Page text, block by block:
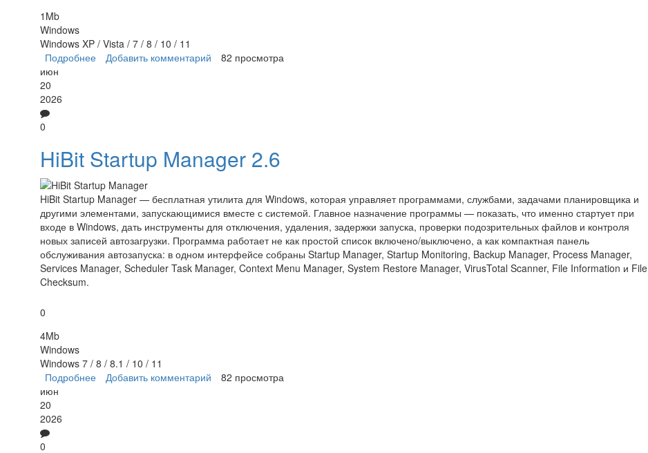
1Mb
Windows
Windows XP / Vista / 7 / 8 / 10 / 11
Подробнее о Startup Folder
Добавить комментарий
82 просмотра
июн
20
2026
0
HiBit Startup Manager 2.6
HiBit Startup Manager — бесплатная утилита для Windows, которая управляет программами, службами, задачами планировщика и
другими элементами, запускающимися вместе с системой. Главное назначение программы — показать, что именно стартует при
входе в Windows, дать инструменты для отключения, удаления, задержки запуска, проверки подозрительных файлов и контроля
новых записей автозагрузки. Программа работает не как простой список включено/выключено, а как компактная панель
обслуживания автозапуска: в одном интерфейсе собраны Startup Manager, Startup Monitoring, Backup Manager, Process Manager,
Services Manager, Scheduler Task Manager, Context Menu Manager, System Restore Manager, VirusTotal Scanner, File Information и File
Checksum.
0
4Mb
Windows
Windows 7 / 8 / 8.1 / 10 / 11
Подробнее о HiBit Startup Manager
Добавить комментарий
82 просмотра
июн
20
2026
0